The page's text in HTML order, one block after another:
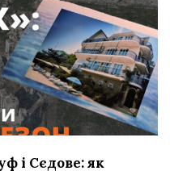
і Сєдове: як